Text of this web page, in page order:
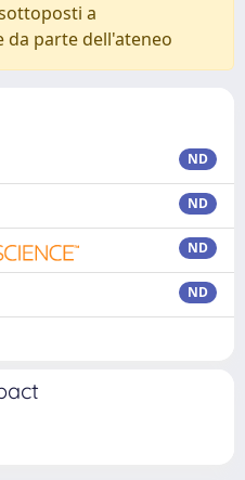
a
da parte dell'ateneo
ND
ND
ND
ND